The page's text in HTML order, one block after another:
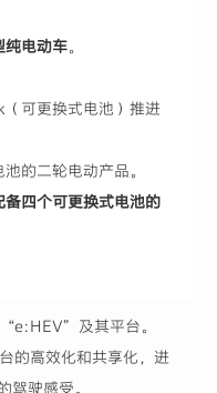
纯电动车。
可更换式电池）推进
的二轮电动产品。
备四个可更换式电池的
及其平台。
的高效化和共享化，进
驾驶感受。